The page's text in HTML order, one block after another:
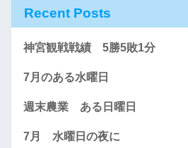
Recent Posts
神宮観戦戦績 5勝5敗1分
7月のある水曜日
週末農業 ある日曜日
7月 水曜日の夜に